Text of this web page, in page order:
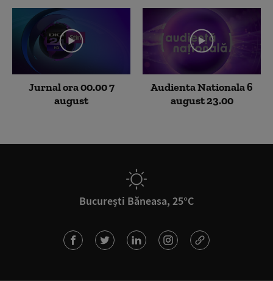
Jurnal ora 00.00 7
august
Audienta Nationala 6
august 23.00
București Băneasa, 25°C